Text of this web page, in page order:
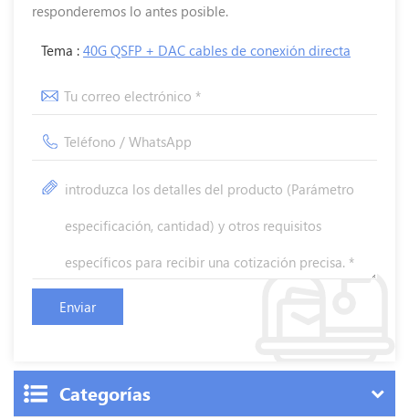
responderemos lo antes posible.
Tema : 40G QSFP + DAC cables de conexión directa
Categorías